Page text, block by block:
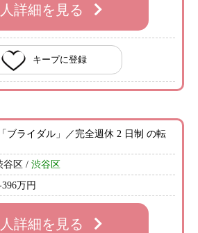
詳細を見る
キープに登録
ブライダル」／完全週休 2 日制 の転
谷区 / 渋谷区
万円
詳細を見る